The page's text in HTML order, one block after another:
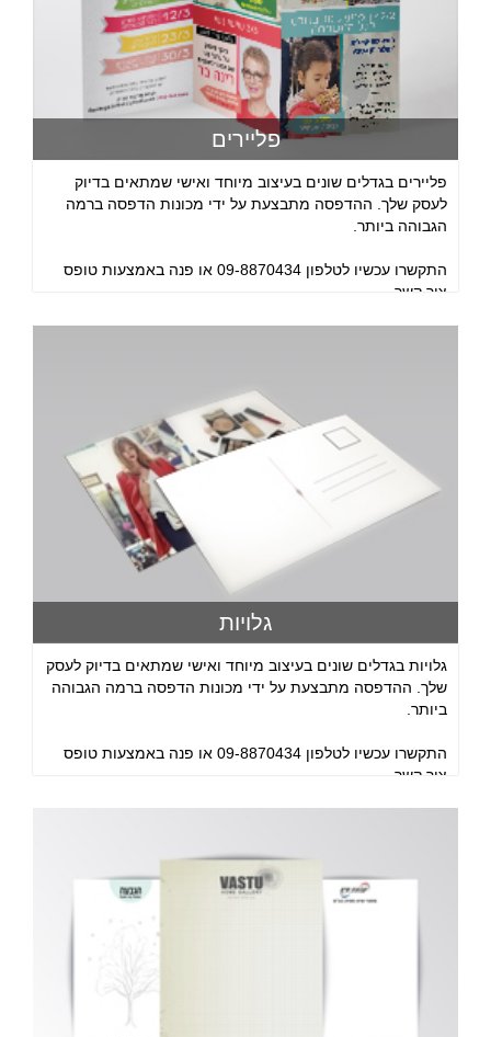
פליירים
פליירים בגדלים שונים בעיצוב מיוחד ואישי שמתאים בדיוק
לעסק שלך. ההדפסה מתבצעת על ידי מכונות הדפסה ברמה
הגבוהה ביותר.
התקשרו עכשיו לטלפון 09-8870434 או פנה באמצעות טופס
צור קשר
גלויות
גלויות בגדלים שונים בעיצוב מיוחד ואישי שמתאים בדיוק לעסק
שלך. ההדפסה מתבצעת על ידי מכונות הדפסה ברמה הגבוהה
ביותר.
התקשרו עכשיו לטלפון 09-8870434 או פנה באמצעות טופס
צור קשר